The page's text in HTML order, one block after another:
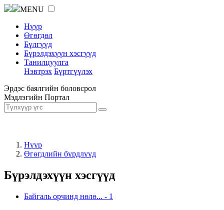
MENU
Нүүр
Өгөгдөл
Бүлгүүд
Бүрэлдэхүүн хэсгүүд
Танилцуулга
Нэвтрэх Бүртгүүлэх
Эрдэс баялгийн боловсрол
Мэдлэгийн Портал
Нүүр
Өгөгдлийн бүрдлүүд
Бүрэлдэхүүн хэсгүүд
Байгаль орчинд нөлө... - 1